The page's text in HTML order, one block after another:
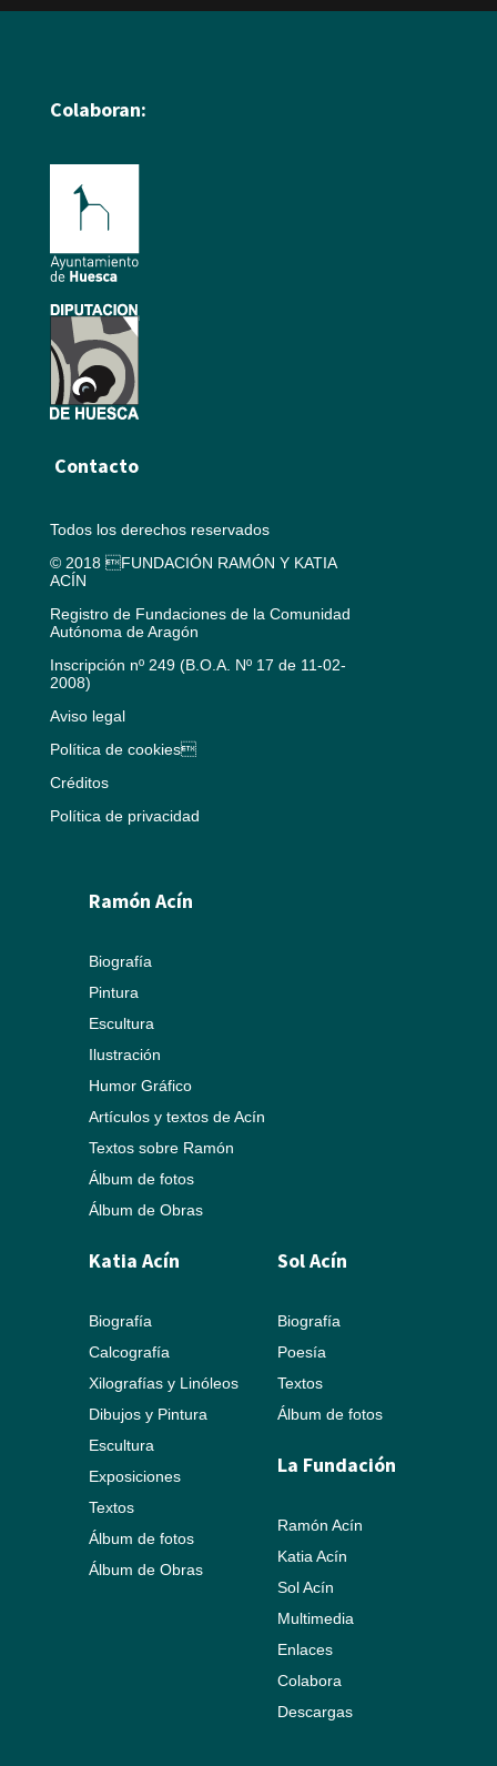
Colaboran:
Contacto
Todos los derechos reservados
© 2018 FUNDACIÓN RAMÓN Y KATIA
ACÍN
Registro de Fundaciones de la Comunidad
Autónoma de Aragón
Inscripción nº 249 (B.O.A. Nº 17 de 11-02-
2008)
Aviso legal
Política de cookies
Créditos
Política de privacidad
Ramón Acín
Biografía
Pintura
Escultura
Ilustración
Humor Gráfico
Artículos y textos de Acín
Textos sobre Ramón
Álbum de fotos
Álbum de Obras
Katia Acín
Biografía
Calcografía
Xilografías y Linóleos
Dibujos y Pintura
Escultura
Exposiciones
Textos
Álbum de fotos
Álbum de Obras
Sol Acín
Biografía
Poesía
Textos
Álbum de fotos
La Fundación
Ramón Acín
Katia Acín
Sol Acín
Multimedia
Enlaces
Colabora
Descargas